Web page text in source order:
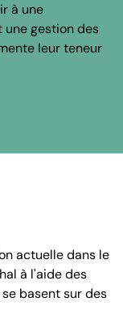
à une
gestion des
leur teneur
actuelle dans le
à l'aide des
basent sur des